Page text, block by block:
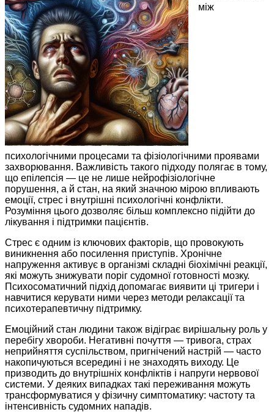
між
психологічними процесами та фізіологічними проявами
захворювання. Важливість такого підходу полягає в тому,
що епілепсія — це не лише нейрофізіологічне
порушення, а й стан, на який значною мірою впливають
емоції, стрес і внутрішні психологічні конфлікти.
Розуміння цього дозволяє більш комплексно підійти до
лікування і підтримки пацієнтів.
Стрес є одним із ключових факторів, що провокують
виникнення або посилення приступів. Хронічне
напруження активує в організмі складні біохімічні реакції,
які можуть знижувати поріг судомної готовності мозку.
Психосоматичний підхід допомагає виявити ці тригери і
навчитися керувати ними через методи релаксації та
психотерапевтичну підтримку.
Емоційний стан людини також відіграє вирішальну роль у
перебігу хвороби. Негативні почуття — тривога, страх
неприйняття суспільством, пригнічений настрій — часто
накопичуються всередині і не знаходять виходу. Це
призводить до внутрішніх конфліктів і напруги нервової
системи. У деяких випадках такі переживання можуть
трансформуватися у фізичну симптоматику: частоту та
інтенсивність судомних нападів.